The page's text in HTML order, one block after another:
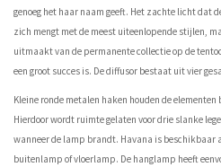
genoeg het haar naam geeft. Het zachte licht dat
zich mengt met de meest uiteenlopende stijlen,
uitmaakt van de permanente collectie op de
een groot succes is. De diffusor bestaat uit vier
Kleine ronde metalen haken houden de
Hierdoor wordt ruimte gelaten voor drie slanke
wanneer de lamp brandt. Havana is beschikbaar
buitenlamp of vloerlamp. De hanglamp heeft